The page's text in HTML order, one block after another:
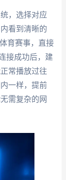
，选择对应
看到清晰的
育赛事，直接
接成功后，建
常播放过往
一样，提前
需复杂的网